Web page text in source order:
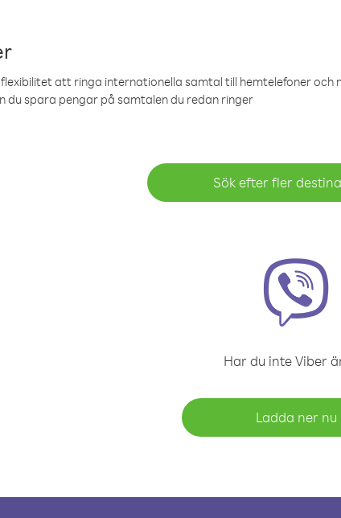
att ringa internationella samtal till hemtelefoner
du spara pengar på samtalen du redan ringer
Sök efter fler
Har du inte Viber
Ladda ner nu